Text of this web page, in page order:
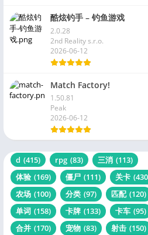
酷炫钓手 – 钓鱼游戏
2.0.28
2nd Reality s.r.o.
2026-06-12
Match Factory!
1.50.81
Peak
2026-06-12
d (415) rpg (83) 三消 (113)
体验 (169) 僵尸 (111) 关卡
农场 (100) 分类 (97) 匹配 (120)
单词 (158) 卡牌 (133) 卡车 (95)
合并 (170) 宠物 (83) 射击 (150)